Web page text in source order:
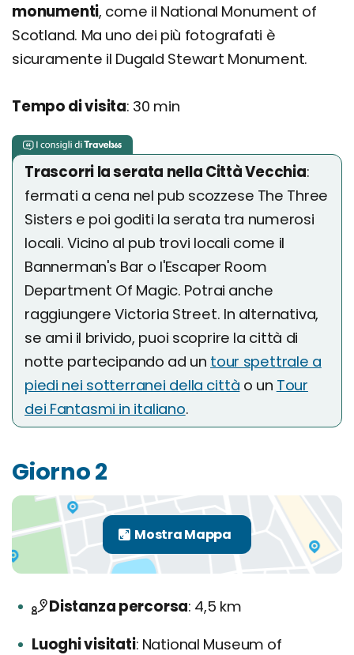
monumenti, come il National Monument of
Scotland. Ma uno dei più fotografati è
sicuramente il Dugald Stewart Monument.
Tempo di visita: 30 min
Trascorri la serata nella Città Vecchia:
fermati a cena nel pub scozzese The Three
Sisters e poi goditi la serata tra numerosi
locali. Vicino al pub trovi locali come il
Bannerman's Bar o l'Escaper Room
Department Of Magic. Potrai anche
raggiungere Victoria Street. In alternativa,
se ami il brivido, puoi scoprire la città di
notte partecipando ad un tour spettrale a
piedi nei sotterranei della città o un Tour
dei Fantasmi in italiano.
Giorno 2
Distanza percorsa 4,5 km
Luoghi visitati National Museum of